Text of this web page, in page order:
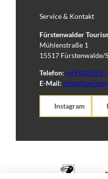
Service & Kontakt
Fürstenwalder
Mühlenstraße 1
15517 Fürstenwalde/
Telefon: +49 (0)3361-
E-Mail:
Instagram